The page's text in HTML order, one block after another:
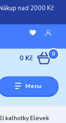
nad 2000 Kč
Menu
0
0 Kč
kalhotky Elevek